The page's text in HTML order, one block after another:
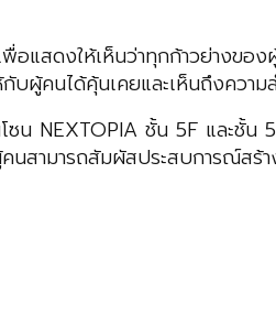
อแสดงให้เห็นว่าทุกก้าวย่างขอ
บผู้คนได้คุ้นเคยและเห็นถึงคว
น NEXTOPIA ชั้น 5F และชั้
ามารถสัมผัสประสบการณ์สร้า